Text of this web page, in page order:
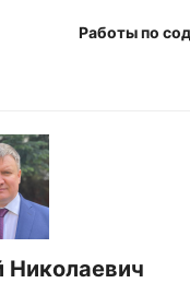
Работы по
Николаевич